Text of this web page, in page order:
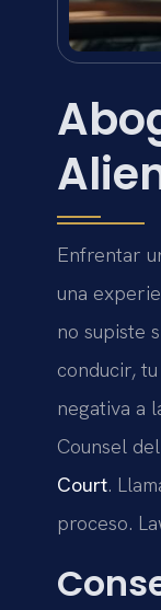
Enfrentar
una
no supiste
conducir,
negativa a
Counsel
Court.
proceso.